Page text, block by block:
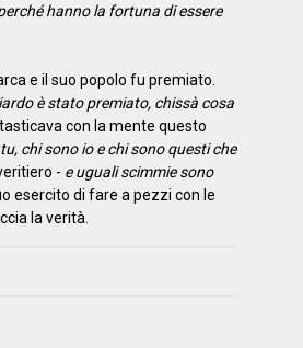
hanno la fortuna di essere
e il suo popolo fu premiato.
è stato premiato, chissà cosa
con la mente questo
chi sono io e chi sono questi che
- e uguali scimmie sono
esercito di fare a pezzi con le
la verità.